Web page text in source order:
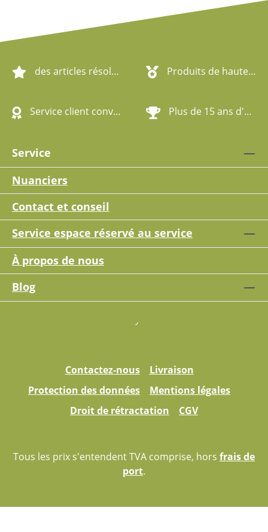
des articles résolument écologiques Produits de haute qualité
Service client convivial Plus de 15 ans d'expérience
Service
Nuanciers
Contact et conseil
Service espace réservé au service
À propos de nous
Blog
Contactez-nous
Livraison
Protection des données
Mentions légales
Droit de rétractation
CGV
Tous les prix s'entendent TVA comprise, hors frais de
port.